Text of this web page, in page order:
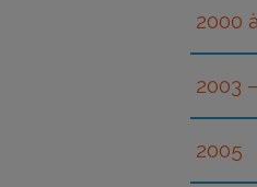
2000
2003
2005